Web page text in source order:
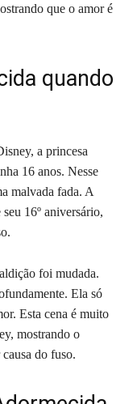
que o amor é
quando
a princesa
16 anos. Nesse
malvada fada. A
16º aniversário,
foi mudada.
Ela só
Esta cena é muito
mostrando o
do fuso.